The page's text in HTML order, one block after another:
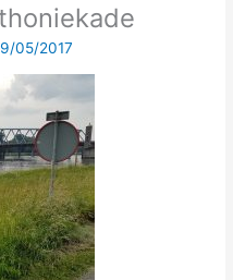
05/2017